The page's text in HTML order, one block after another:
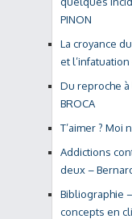
PINON
La croyance
et l’infatuation
Du reproche à
BROCA
T’aimer ? Moi
Addictions
deux –
Bibliographie
concepts en